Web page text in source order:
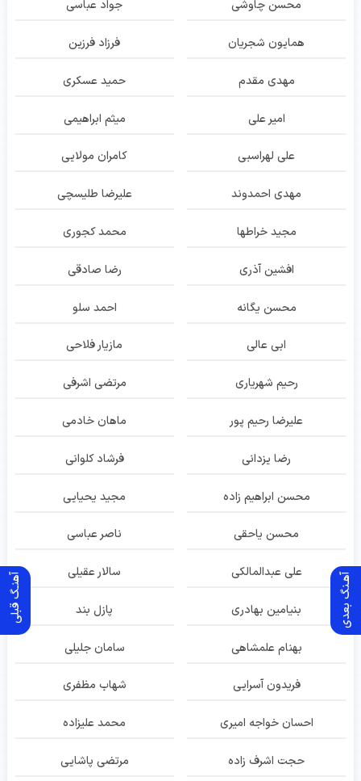
آهنـگ قبلی آهـنگ بعدی
محسن چاوشی جواد عباسی
همایون شجریان فرزاد فرزین
مهدی مقدم حمید عسکری
امیر علی میثم ابراهیمی
علی لهراسبی کامران مولایی
مهدی احمدوند علیرضا طلیسچی
مجید خراطها محمد کجوری
افشین آذری رضا صادقی
محسن یگانه احمد سلو
ابی عالی مازیار فلاحی
رحیم شهریاری مرتضی اشرفی
علیرضا رحیم پور ماهان خادمی
رضا یزدانی فرشاد کلوانی
محسن ابراهیم زاده مجید یحیایی
محسن یاحقی ناصر عباسی
علی عبدالمالکی سالار عقیلی
بنیامین بهادری پازل بند
بهنام علمشاهی سامان جلیلی
فریدون آسرایی شهاب مظفری
احسان خواجه امیری محمد علیزاده
حجت اشرف زاده مرتضی پاشایی